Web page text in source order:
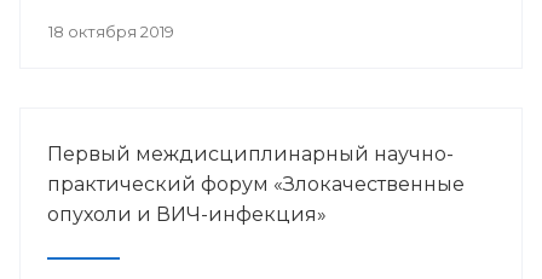
18 октября 2019
Первый междисциплинарный научно-
практический форум «Злокачественные
опухоли и ВИЧ-инфекция»